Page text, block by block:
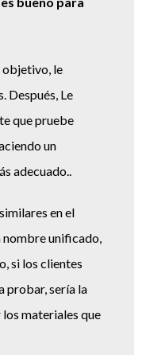
bueno para
objetivo, le
Después, Le
que pruebe
un
adecuado..
en el
nombre unificado,
si los clientes
probar, sería la
materiales que